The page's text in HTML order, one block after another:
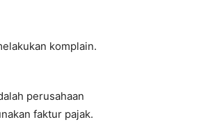
komplain.
perusahaan
faktur pajak.